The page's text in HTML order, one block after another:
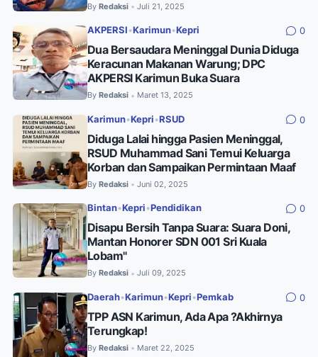
By Redaksi • Juli 21, 2025
AKPERSI •Karimun•Kepri 0
Dua Bersaudara Meninggal Dunia Diduga
Keracunan Makanan Warung; DPC
AKPERSI Karimun Buka Suara
By Redaksi • Maret 13, 2025
Karimun•Kepri •RSUD 0
Diduga Lalai hingga Pasien Meninggal,
RSUD Muhammad Sani Temui Keluarga
Korban dan Sampaikan Permintaan Maaf
By Redaksi • Juni 02, 2025
Bintan•Kepri •Pendidikan 0
Disapu Bersih Tanpa Suara: Suara Doni,
Mantan Honorer SDN 001 Sri Kuala
Lobam"
By Redaksi • Juli 09, 2025
Daerah•Karimun•Kepri •Pemkab 0
TPP ASN Karimun, Ada Apa ?Akhirnya
Terungkap!
By Redaksi • Maret 22, 2025